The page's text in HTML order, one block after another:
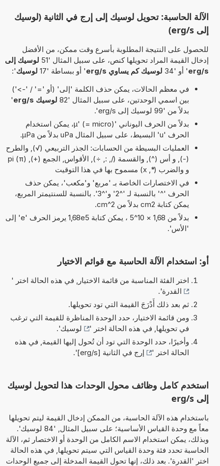
الآلة الحاسبة: تحويل لوسيك إلى إرج في الثانية (لوسيك
إلى erg/s)
للحصول على النتيجة المطلوبة بأسرع وقت ممكن، من الأفضل
إدخال القيمة المراد تحويلها كنص، على سبيل المثال '51
لوسيك إلى
erg/s' أو '34 لوسيك كم يساوي erg/s ' أو ببساطة '17 لوسيك':
في معظم الحالات، يمكن حذف الكلمة 'إلى' (أو '=' / '->')
بين اسمي الوحدتين، على سبيل المثال '82
لوسيك erg/s
'
بدلاً من '99 لوسيك إلى erg/s'.
بدلاً من الحرف اليوناني 'µ' (= micro)، يمكن استخدام
الحرف 'u' البسيط، على سبيل المثال uPa بدلاً من µPa.
العمليات البسيطة من الحسابات: الجذر التربيعي (√), والطرح
(-), و أس (^), والقسمة (/, :, ÷), الأقواس, الجمع (+), pi (π)
و والضرب (*, x) مسموح بها في هذا التوقيت
في الاختصارات الخاصة بـ 'مربع' و'مكعب'، يمكن حذف
الحرف '^' بالنسبة لـ '^2' و'^3'. بالنسبة للسنتيمتر المربع،
يمكن كتابة cm2 بدلاً من cm^2.
بدلاً من 1,68 × 10^5 ، يمكن كتابة 1,68e5 يرمز الحرف 'e' إلى
'الأس'.
أو: استخدام الآلة الحاسبة مع قوائم الاختيار
اختر الفئة المناسبة من قائمة الاختيار, في هذه الحالة اختر '
القدرة'.
ثم بعد ذلك أَدْرَجَ القيمة التي تود تحويلها.
ومن قائمة الاختيار، حدد الوحدة المناظرة للقيمة التي ترغب
في تحويلها, في هذه الحالة اختر '
لوسيك'.
وأخيرًا، حدد الوحدة التي تود أن تُحول إليها القيمة, في هذه
الحالة اختر '
إرج في الثانية [erg/s] '.
استخدم كامل وظائف محول الوحدات هذا لتحويل لوسيك
إلى erg/s
باستخدام هذه الآلة الحاسبة، من الممكن إدخال القيمة ليتم تحويلها
معاً مع وحدة القياس الأساسية؛ على سبيل المثال, '84 لوسيك'.
وبذلك، يمكن استخدام الاسم الكامل من الوحدة أو الاختصار ثم، الآلة
الحاسبة تحدد فئة وحدة القياس التي سيتم تحويلها, في هذه الحالة
اختر 'القدرة'. بعد ذلك، إنها تحول القيمة المدخلة إلى جميع الوحدات